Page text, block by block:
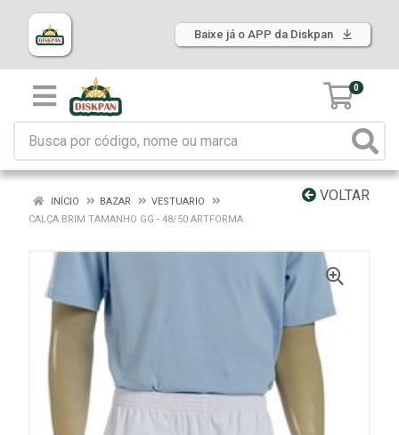
Baixe já o APP da Diskpan
0
VOLTAR
INÍCIO BAZAR
VESTUARIO
CALÇA BRIM TAMANHO GG - 48/50 ARTFORMA